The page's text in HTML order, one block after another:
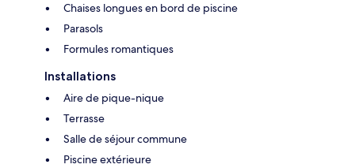
Chaises longues en bord de piscine
Parasols
Formules romantiques
Installations
Aire de pique-nique
Terrasse
Salle de séjour commune
Piscine extérieure